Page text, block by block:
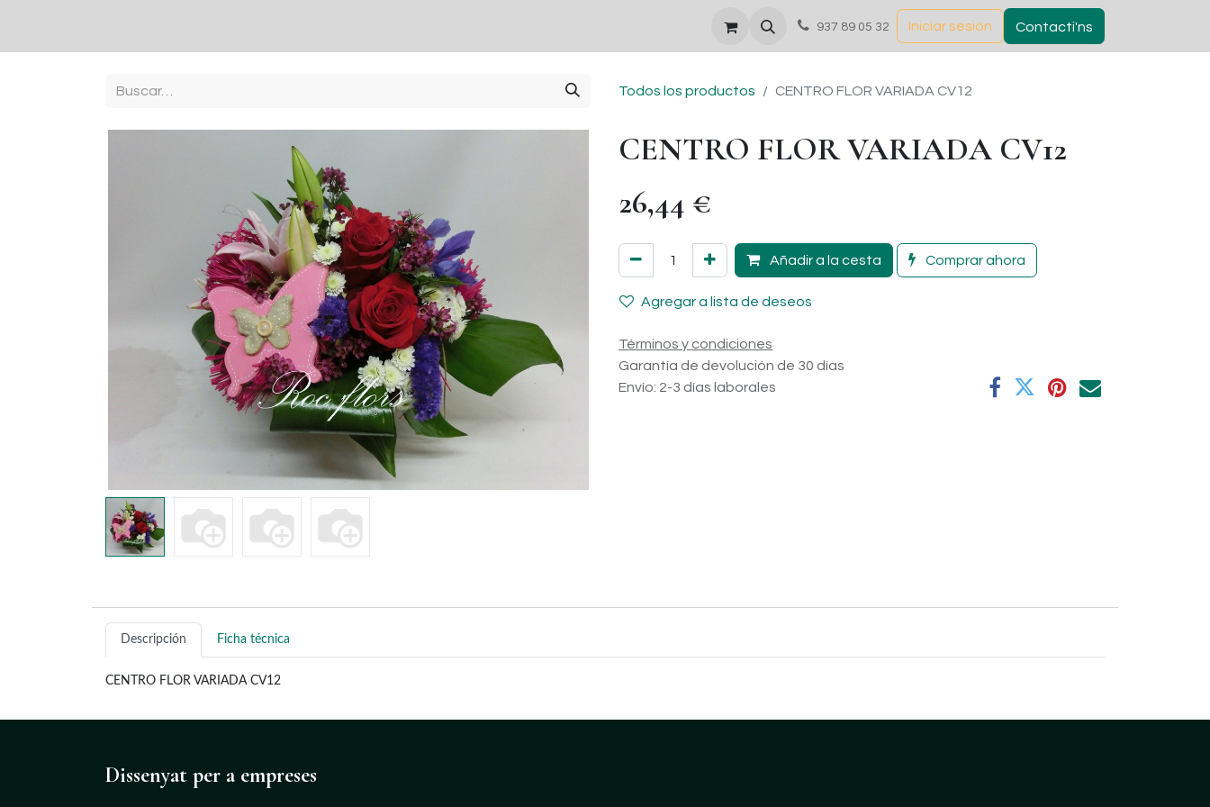
937 89 05 32 Iniciar sesión Contacti'ns
Todos los productos CENTRO FLOR VARIADA CV12
CENTRO FLOR VARIADA CV12
26,44 €
Añadir a la cesta Comprar ahora
Agregar a lista de deseos
Términos y condiciones
Garantía de devolución de 30 días
Envío: 2-3 días laborales
Descripción Ficha técnica
CENTRO FLOR VARIADA CV12
Dissenyat per a empreses